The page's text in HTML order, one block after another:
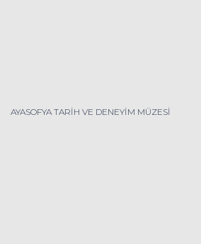
AYASOFYA TARİH VE DENEYİM MÜZESİ